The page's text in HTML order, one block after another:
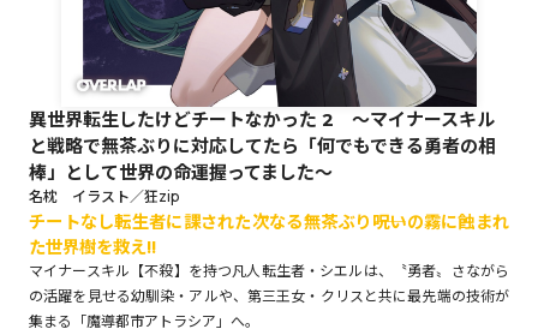
コミックガルド
コミッククリエ
異世界転生したけどチートなかった 2 ～マイナースキル
と戦略で無茶ぶりに対応してたら「何でもできる勇者の相
棒」として世界の命運握ってました～
名枕 イラスト／狂zip
チートなし転生者に課された次なる無茶ぶり――呪いの霧に蝕まれ
た世界樹を救え!!
マイナースキル【不殺】を持つ凡人転生者・シエルは、〝勇者〟さながら
の活躍を見せる幼馴染・アルや、第三王女・クリスと共に最先端の技術が
集まる「魔導都市アトラシア」へ。